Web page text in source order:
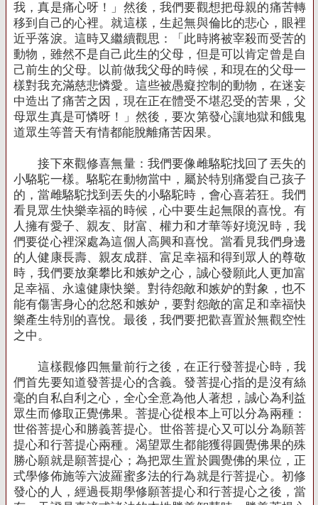
我，真是痛心呀！」然後，我們要觀想把母親的痛苦轉
移到自己的心裡。就這樣，生起無與倫比的悲心，眼裡
近乎落淚。這時又繼續觀思：「此時將被宰殺而受苦的
動物，雖然不是自己此生的父母，但是可以肯定曾是自
己前生的父母。以前做我父母的時候，和現在的父母一
樣對我充滿慈悲憐愛。這些被愚癡控制的動物，在迷妄
中造出了痛苦之因，現在正在體受不堪忍受的苦果，父
母眾生真是可憐呀！」然後，要次第發心讓地獄和餓鬼
道眾生等普天有情都能脫離痛苦因果。
接下來觀修喜無量：我們要像雌駱駝找回了丟失的
小駱駝一樣。駱駝在動物當中，屬於特別痛愛自己孩子
的，當雌駱駝找到丟失的小駱駝時，會心喜若狂。我們
看見眾生快樂幸福的時候，心中要生起無限的喜悅。有
人擁有愛子、親友、財富、權力和才華等好境況時，我
們要從心裡深處為這個人高興和喜悅。當看見我們身邊
的人健康長壽、親友成群、富足幸福和得到眾人的尊敬
時，我們要放棄攀比和嫉妒之心，誠心發願此人更加富
足幸福、永遠健康快樂。對待怨敵和嫉妒的對象，也不
能有傷害身心的忿怒和嫉妒，要對怨敵的富足和幸福快
樂產生特別的喜悅。最後，我們要把歡喜置於無觀空性
之中。
這樣觀修四無量前行之後，在正行發菩提心時，我
們首先要知道發菩提心的含義。發菩提心指的是沒有絲
毫的自私自利之心，全心全意為他人著想，誠心為利益
眾生而修取正覺佛果。菩提心從根本上可以分為兩種：
世俗菩提心和勝義菩提心。世俗菩提心又可以分為願菩
提心和行菩提心兩種。渴望眾生都能獲得圓覺佛果的殊
勝心願就是願菩提心；為把眾生置於圓覺佛的果位，正
式學修佈施等六波羅蜜多法的行為就是行菩提心。初修
發心的人，經過長期學修願菩提心和行菩提心之後，當